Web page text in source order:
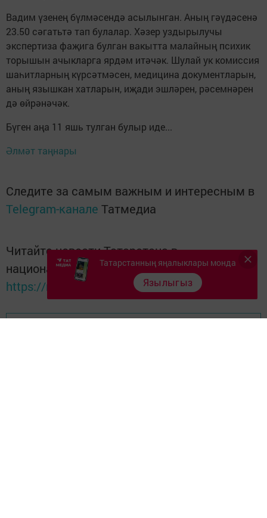
Вадим үзенең бүлмәсендә асылынган. Аның гәүдәсенә
23.50 сәгатьтә тап булалар. Хәзер уздырылучы
экспертиза фаҗига булган вакытта малайның психик
торышын ачыкларга ярдәм итәчәк. Шулай ук комиссия
шаһитларның күрсәтмәсен, медицина документларын,
аның язышкан хатларын, иҗади эшләрен, рәсемнәрен
дә өйрәнәчәк.
Бүген аңа 11 яшь тулган булыр иде...
Әлмәт таңнары
Следите за самым важным и интересным в
Telegram-канале Татмедиа
Читайте новости Татарстана в
национальном мессенджере MАХ:
https://max.ru/tatmedia
Татарстанның яңалыклары монда
Язылыгыз